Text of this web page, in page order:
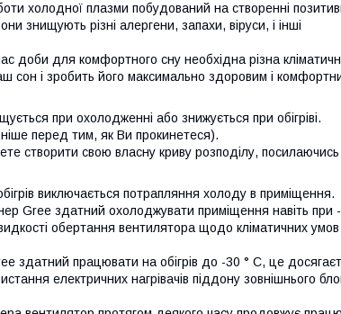
холодної плазми побудований на створенні
знищують різні алергени, запахи, віруси, і інші
доби для комфортного сну необхідна різна
сон і зробить його максимально здоровим і
при охолодженні або знижується при обігріві.
перед тим, як Ви прокинетеся).
створити свою власну криву розподілу,
виключається потрапляння холоду в приміщення.
Gree здатний охолоджувати приміщення навіть при
обертання вентилятора щодо кліматичних
здатний працювати на обігрів до -30 ° C, це
електричних нагрівачів піддону зовнішнього